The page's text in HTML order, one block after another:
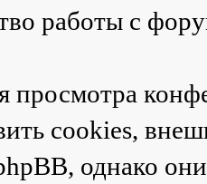
работы с
просмотра
cookies,
однако